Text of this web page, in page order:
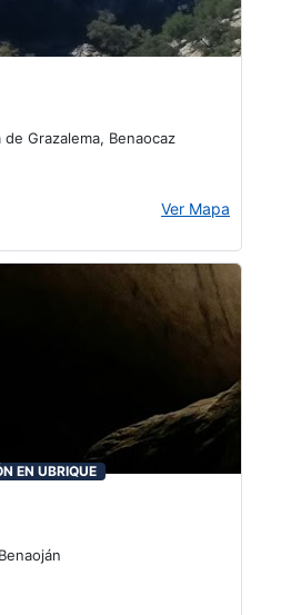
Grazalema, Benaocaz
Ver Mapa
EN UBRIQUE